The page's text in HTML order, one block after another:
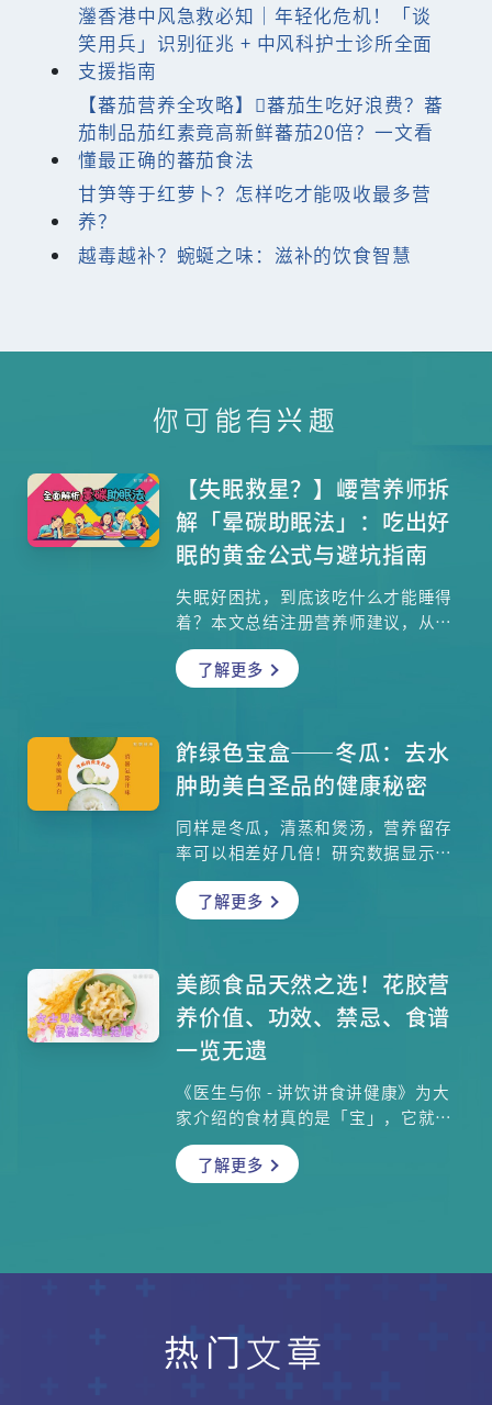
灐香港中风急救必知｜年轻化危机！「谈
笑用兵」识别征兆 + 中风科护士诊所全面
支援指南
【蕃茄营养全攻略】蕃茄生吃好浪费？蕃
茄制品茄红素竟高新鲜蕃茄20倍？一文看
懂最正确的蕃茄食法
甘笋等于红萝卜？怎样吃才能吸收最多营
养？
越毒越补？蜿蜒之味：滋补的饮食智慧
你可能有兴趣
【失眠救星？】崾营养师拆
解「晕碳助眠法」：吃出好
眠的黄金公式与避坑指南
失眠好困扰，到底该吃什么才能睡得
着？本文总结注册营养师建议，从晕
碳原理、适合人群、进食时机到长远
影响一次看懂。不管你是淀粉爱好
落已久的深度睡眠。我们还会告诉你
为什么睡前滑手机是助眠的最大敌
人，以及哪些茶饮藏着咖啡因地雷。
别再让失眠毁了你的心情，快来掌握
吃出好眠的黄金秘诀！
了解更多
飵绿色宝盒——冬瓜：去水
肿助美白圣品的健康秘密
同样是冬瓜，清蒸和煲汤，营养留存
率可以相差好几倍！研究数据显示，
这个在冷天萌芽、热天成熟的清润食
材，其营养非常「怕水怕热」。水溶
么许多人喝冬瓜汤不吃冬瓜，浪费了
大部分营养！营养师建议：想保留最
多营养，清蒸是最佳选择；若偏爱煲
汤，一定要「连汤带瓜」一起吃，才
能摄取全部精华。本文详细解析各种
烹调方式的优缺点，教你用最聪明的
方法，吃进冬瓜的每一分营养。
了解更多
美颜食品天然之选！花胶营
养价值、功效、禁忌、食谱
一览无遗
《医生与你 - 讲饮讲食讲健康》为大
家介绍的食材真的是「宝」，它就是
花胶！主持会千里迢迢去到大澳，他
们不是游山玩水想偷懒，而是有个重
类以及如何挑选上等的花胶。原来花
合做菜肴呢？那就一定要收看本集内
容。主厨Will会为大家介绍一道既美
了解更多
热门文章